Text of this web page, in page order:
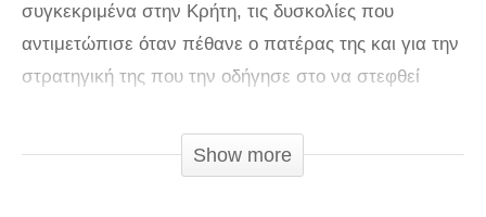
συγκεκριμένα στην Κρήτη, τις δυσκολίες που
αντιμετώπισε όταν πέθανε ο πατέρας της και για την
στρατηγική της που την οδήγησε στο να στεφθεί
Κρητικιά νικήτρια του ριάλιτι μαγειρικής Ειρήνη
Τζώρτζογλου. Μιλώντας στην «Φωλιά των Κου Κου»,
Show more